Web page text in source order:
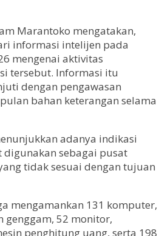
Marantoko mengatakan,
informasi intelijen pada
mengenai aktivitas
tersebut. Informasi itu
dengan pengawasan
bahan keterangan selama
adanya indikasi
digunakan sebagai pusat
tidak sesuai dengan tujuan
mengamankan 131 komputer,
genggam, 52 monitor,
penghitung uang, serta 198